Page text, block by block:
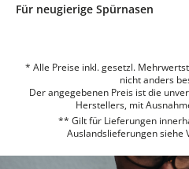
Für neugierige Spürnasen
* Alle Preise inkl. gesetzl.
nicht anders
Der angegebenen Preis ist die
Herstellers, mit
** Gilt für Lieferungen
Auslandslieferungen siehe